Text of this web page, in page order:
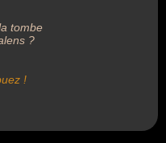
tombe
?
!